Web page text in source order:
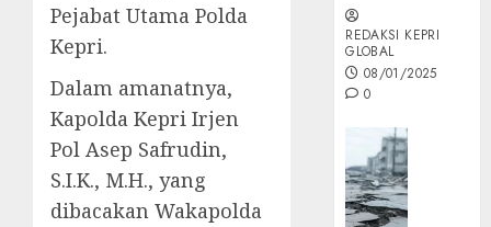
Pejabat Utama Polda
Kepri.
Dalam amanatnya,
Kapolda Kepri Irjen
Pol Asep Safrudin,
S.I.K., M.H., yang
dibacakan Wakapolda
REDAKSI KEPRI
GLOBAL
08/01/2025
0